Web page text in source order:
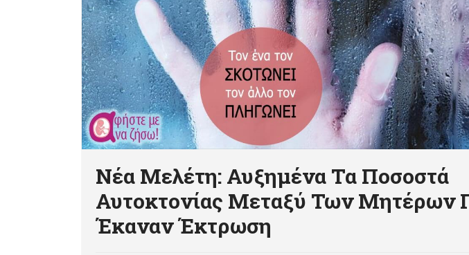
Νέα Μελέτη: Αυξημένα Τα Ποσοστά
Αυτοκτονίας Μεταξύ Των Μητέρων
Έκαναν Έκτρωση